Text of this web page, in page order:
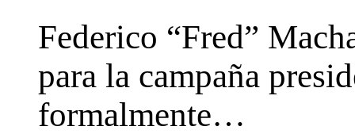
Federico “Fred”
para la campaña
formalmente…